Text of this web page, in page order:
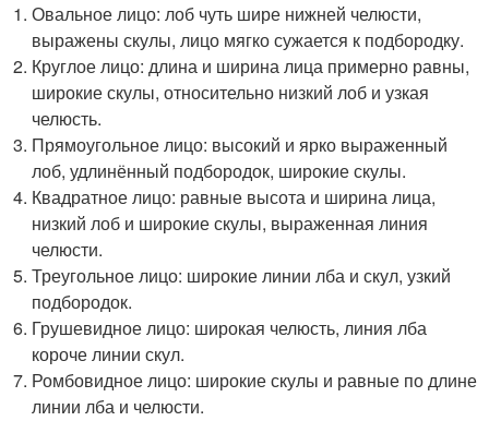
Овальное лицо: лоб чуть шире нижней челюсти,
выражены скулы, лицо мягко сужается к подбородку.
Круглое лицо: длина и ширина лица примерно равны,
широкие скулы, относительно низкий лоб и узкая
челюсть.
Прямоугольное лицо: высокий и ярко выраженный
лоб, удлинённый подбородок, широкие скулы.
Квадратное лицо: равные высота и ширина лица,
низкий лоб и широкие скулы, выраженная линия
челюсти.
Треугольное лицо: широкие линии лба и скул, узкий
подбородок.
Грушевидное лицо: широкая челюсть, линия лба
короче линии скул.
Ромбовидное лицо: широкие скулы и равные по длине
линии лба и челюсти.